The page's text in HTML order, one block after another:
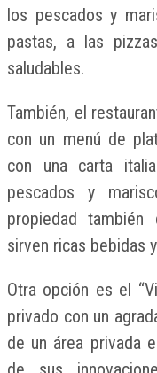
los pescados y
pastas, a las
saludables.
También, el
con un menú de
con una carta
pescados y
propiedad
sirven ricas bebidas
Otra opción es el
privado con un
de un área privada